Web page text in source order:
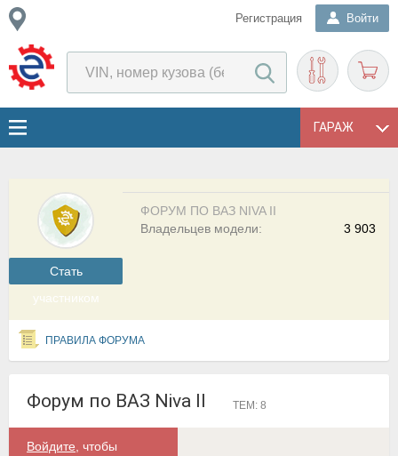
Регистрация Войти
ГАРАЖ
Cтать
участником
ФОРУМ ПО ВАЗ NIVA II
3 903
Владельцев модели:
ПРАВИЛА ФОРУМА
Форум по ВАЗ Niva II ТЕМ: 8
Войдите , чтобы